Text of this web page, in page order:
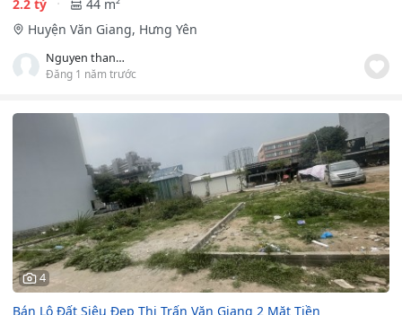
2.2 tỷ
44 m²
Huyện Văn Giang, Hưng Yên
Nguyen thanh duy
Đăng 1 năm trước
4
Bán Lô Đất Siêu Đẹp Thị Trấn Văn Giang 2 Mặt Tiền